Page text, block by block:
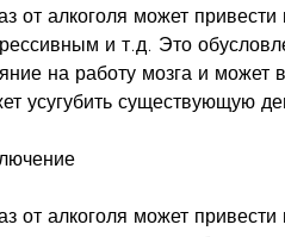
от алкоголя может
и т.д. Это
на работу мозга и может
усугубить существующую
от алкоголя может